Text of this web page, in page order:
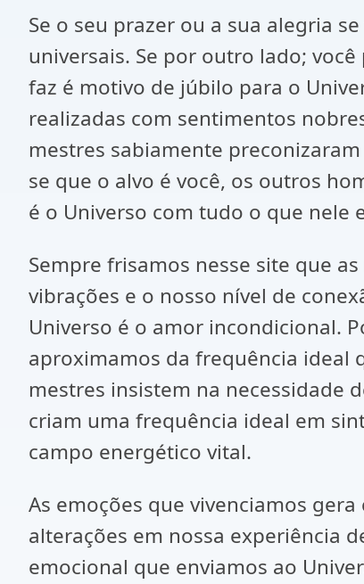
Se o seu prazer ou a sua alegria
universais. Se por outro lado;
faz é motivo de júbilo para o
realizadas com sentimentos
mestres sabiamente
se que o alvo é você, os outros
é o Universo com tudo o que nele
Sempre frisamos nesse site que
vibrações e o nosso nível de
Universo é o amor incondicional.
aproximamos da frequência ideal
mestres insistem na necessidade
criam uma frequência ideal em
campo energético vital.
As emoções que vivenciamos
alterações em nossa experiência
emocional que enviamos ao